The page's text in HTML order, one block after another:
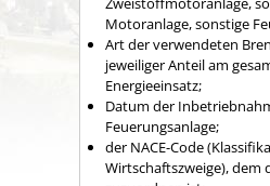
Motoranlage, sonstige
Art der verwendeten
jeweiliger Anteil am
Energieeinsatz;
Datum der
Feuerungsanlage;
der NACE-Code
Wirtschaftszweige), dem